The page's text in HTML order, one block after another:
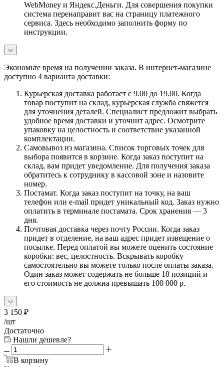
WebMoney и Яндекс.Деньги. Для совершения покупки
система перенаправит вас на страницу платежного
сервиса. Здесь необходимо заполнить форму по
инструкции.
Экономьте время на получении заказа. В интернет-магазине
доступно 4 варианта доставки:
Курьерская доставка работает с 9.00 до 19.00. Когда
товар поступит на склад, курьерская служба свяжется
для уточнения деталей. Специалист предложит выбрать
удобное время доставки и уточнит адрес. Осмотрите
упаковку на целостность и соответствие указанной
комплектации.
Самовывоз из магазина. Список торговых точек для
выбора появится в корзине. Когда заказ поступит на
склад, вам придет уведомление. Для получения заказа
обратитесь к сотруднику в кассовой зоне и назовите
номер.
Постамат. Когда заказ поступит на точку, на ваш
телефон или e-mail придет уникальный код. Заказ нужно
оплатить в терминале постамата. Срок хранения — 3
дня.
Почтовая доставка через почту России. Когда заказ
придет в отделение, на ваш адрес придет извещение о
посылке. Перед оплатой вы можете оценить состояние
коробки: вес, целостность. Вскрывать коробку
самостоятельно вы можете только после оплаты заказа.
Один заказ может содержать не больше 10 позиций и
его стоимость не должна превышать 100 000 р.
3 150 ₽
/шт
Достаточно
Нашли дешевле?
В корзину